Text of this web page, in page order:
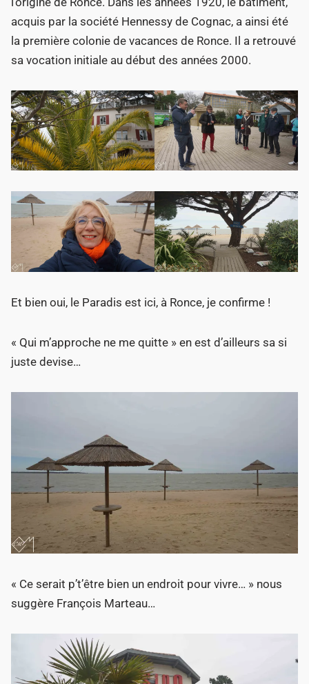
acquis par la société Hennessy de Cognac, a ainsi été
la première colonie de vacances de Ronce. Il a retrouvé
sa vocation initiale au début des années 2000.
Et bien oui, le Paradis est ici, à Ronce, je confirme !
« Qui m’approche ne me quitte » en est d’ailleurs sa si
juste devise…
« Ce serait p’t’être bien un endroit pour vivre… » nous
suggère François Marteau…